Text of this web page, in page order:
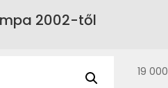
2002-től
19 000